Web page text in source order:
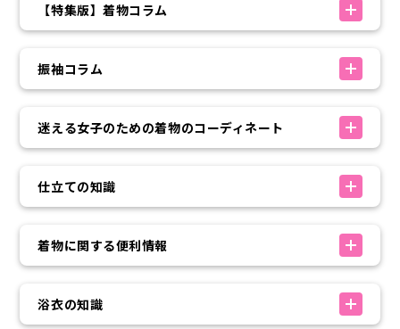
【特集版】着物コラム
振袖コラム
迷える女子のための着物のコーディネート
仕立ての知識
着物に関する便利情報
浴衣の知識